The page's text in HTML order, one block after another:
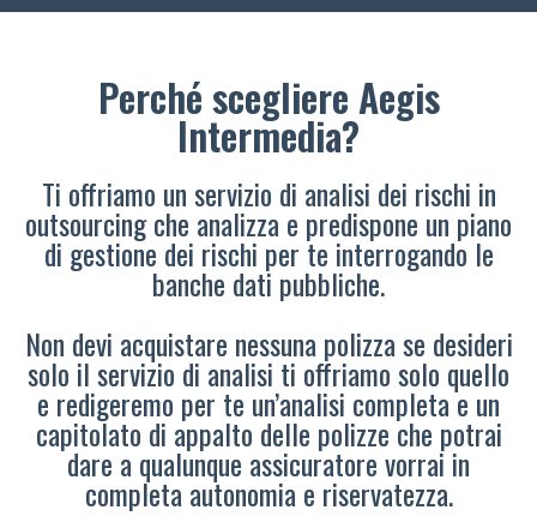
Perché scegliere Aegis
Intermedia?
Ti offriamo un servizio di analisi dei rischi in
outsourcing che analizza e predispone un piano
di gestione dei rischi per te interrogando le
banche dati pubbliche.
Non devi acquistare nessuna polizza se desideri
solo il servizio di analisi ti offriamo solo quello
e redigeremo per te un’analisi completa e un
capitolato di appalto delle polizze che potrai
dare a qualunque assicuratore vorrai in
completa autonomia e riservatezza.